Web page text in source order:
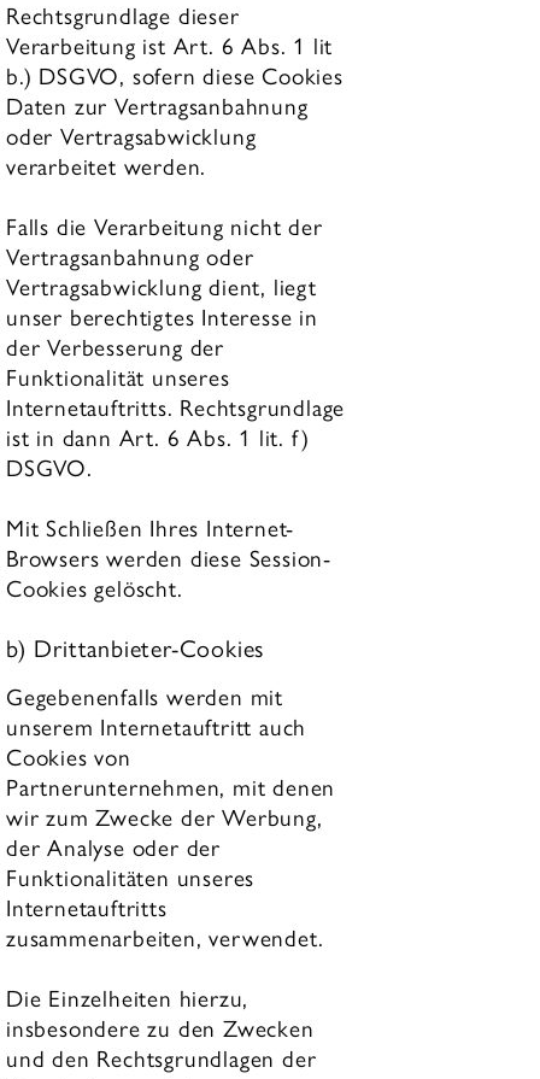
Rechtsgrundlage dieser
Verarbeitung ist Art. 6 Abs. 1 lit
b.) DSGVO, sofern diese Cookies
Daten zur Vertragsanbahnung
oder Vertragsabwicklung
verarbeitet werden.
Falls die Verarbeitung nicht der
Vertragsanbahnung oder
Vertragsabwicklung dient, liegt
unser berechtigtes Interesse in
der Verbesserung der
Funktionalität unseres
Internetauftritts. Rechtsgrundlage
ist in dann Art. 6 Abs. 1 lit. f)
DSGVO.
Mit Schließen Ihres Internet-
Browsers werden diese Session-
Cookies gelöscht.
b) Drittanbieter-Cookies
Gegebenenfalls werden mit
unserem Internetauftritt auch
Cookies von
Partnerunternehmen, mit denen
wir zum Zwecke der Werbung,
der Analyse oder der
Funktionalitäten unseres
Internetauftritts
zusammenarbeiten, verwendet.
Die Einzelheiten hierzu,
insbesondere zu den Zwecken
und den Rechtsgrundlagen der